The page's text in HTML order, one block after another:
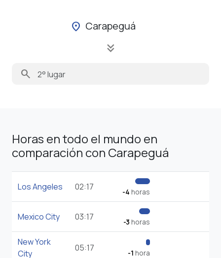
location_on Carapeguá
keyboard_double_arrow_down
search
Horas en todo el mundo en
comparación con Carapeguá
Los Angeles 02:17 -4 horas
Mexico City 03:17 -3 horas
New York
City
05:17 -1 hora